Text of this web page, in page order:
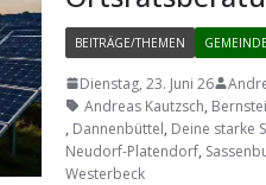
BEITRÄGE/THEMEN GEMEINDE
Dienstag, 23. Juni 26
Andreas Kautzsch,
, Dannenbüttel, Deine starke
Neudorf-Platendorf,
Westerbeck